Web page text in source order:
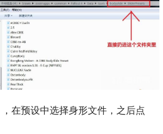
在预设中选择身形文件，之后点